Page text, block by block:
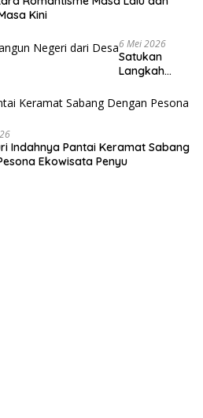
Kini
6 Mei 2026
Satukan
Langkah
Negeri dari
Desa
Indahnya Pantai Keramat Sabang
Ekowisata Penyu